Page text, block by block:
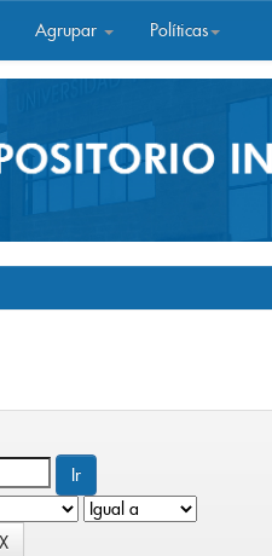
Agrupar Políticas